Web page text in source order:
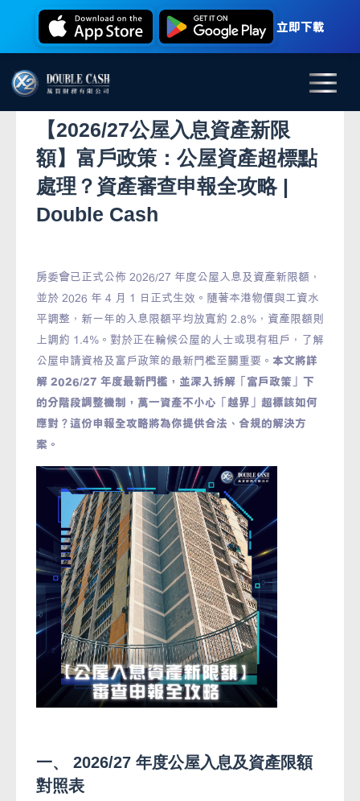
立即下載
【2026/27公屋入息資產新限
額】富戶政策：公屋資產超標點
處理？資產審查申報全攻略 |
Double Cash
房委會已正式公佈 2026/27 年度公屋入息及資產新限額，
並於 2026 年 4 月 1 日正式生效。隨著本港物價與工資水
平調整，新一年的入息限額平均放寬約 2.8%，資產限額則
上調約 1.4%。對於正在輪候公屋的人士或現有租戶，了解
公屋申請資格及富戶政策的最新門檻至關重要。 本文將詳
解 2026/27 年度最新門檻，並深入拆解「富戶政策」下
的分階段調整機制，萬一資產不小心「越界」超標該如何
應對？這份申報全攻略將為你提供合法、合規的解決方
案。
一、 2026/27 年度公屋入息及資產限額
對照表